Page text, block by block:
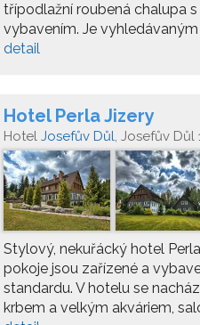
třípodlažní roubená chalupa
vybavením. Je vyhledávaným
detail
Hotel Perla Jizery
Hotel Josefův Důl, Josefův Důl
Stylový, nekuřácký hotel
pokoje jsou zařízené a
standardu. V hotelu se
krbem a velkým akváriem,